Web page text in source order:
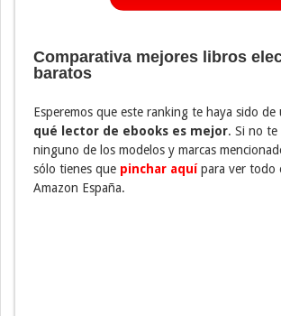
Comparativa mejores libros
baratos
Esperemos que este ranking te haya sido de
qué lector de ebooks es mejor. Si no te
ninguno de los modelos y marcas
sólo tienes que pinchar aquípara ver todo
Amazon España.